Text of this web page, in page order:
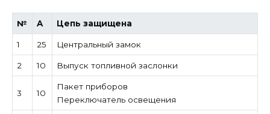
№ A Цепь защищена
1 25 Центральный замок
2 10 Выпуск топливной заслонки
3 10
Пакет приборов
Переключатель освещения